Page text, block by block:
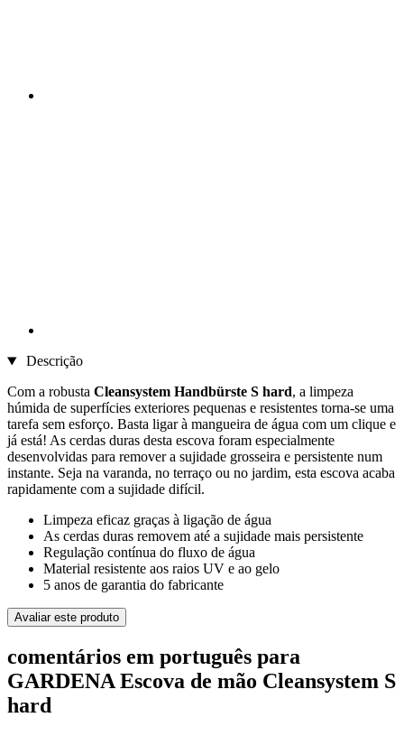
Descrição
Com a robusta Cleansystem Handbürste S hard, a limpeza
húmida de superfícies exteriores pequenas e resistentes torna-se uma
tarefa sem esforço. Basta ligar à mangueira de água com um clique e
já está! As cerdas duras desta escova foram especialmente
desenvolvidas para remover a sujidade grosseira e persistente num
instante. Seja na varanda, no terraço ou no jardim, esta escova acaba
rapidamente com a sujidade difícil.
Limpeza eficaz graças à ligação de água
As cerdas duras removem até a sujidade mais persistente
Regulação contínua do fluxo de água
Material resistente aos raios UV e ao gelo
5 anos de garantia do fabricante
Avaliar este produto
comentários em português para
GARDENA Escova de mão Cleansystem S
hard